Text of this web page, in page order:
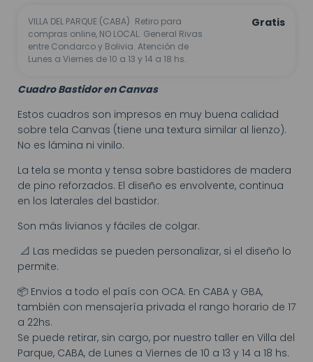
VILLA DEL PARQUE (CABA) Retiro para
compras online, NO LOCAL. General Rivas
entre Condarco y Bolivia. Atención de
Lunes a Viernes de 10 a 13 y 14 a 18 hs.
Gratis
Cuadro Bastidor en Canvas
Estos cuadros son impresos en muy buena calidad
sobre tela Canvas (tiene una textura similar al lienzo).
No es lámina ni vinilo.
La tela se monta y tensa sobre bastidores de madera
de pino reforzados. El diseño es envolvente, continua
en los laterales del bastidor.
Son más livianos y fáciles de colgar.
📐 Las medidas se pueden personalizar, si el diseño lo
permite.
📦 Envios a todo el país con OCA. En CABA y GBA,
también con mensajería privada el rango horario de 17
a 22hs.
Se puede retirar, sin cargo, por nuestro taller en Villa del
Parque, CABA, de Lunes a Viernes de 10 a 13 y 14 a 18 hs.